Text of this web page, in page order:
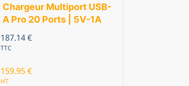
Chargeur Multiport USB-
A Pro 20 Ports | 5V-1A
187.14€
TTC
159.95€
HT